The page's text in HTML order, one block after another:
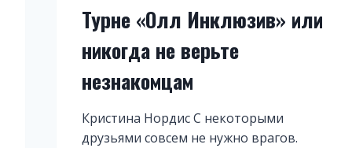
Турне «Олл Инклюзив» или
никогда не верьте
незнакомцам
Кристина Нордис С некоторыми
друзьями совсем не нужно врагов.